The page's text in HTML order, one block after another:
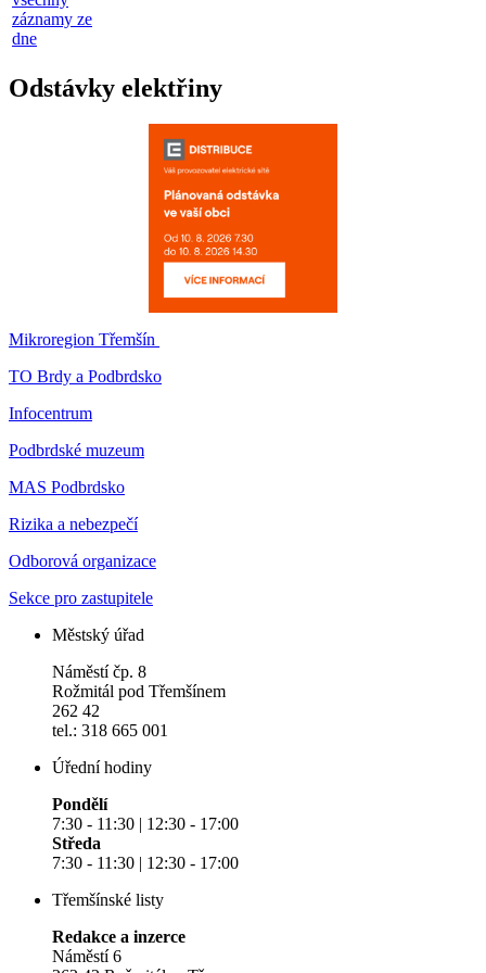
záznamy ze
dne
Odstávky elektřiny
Mikroregion Třemšín
TO Brdy a Podbrdsko
Infocentrum
Podbrdské muzeum
MAS Podbrdsko
Rizika a nebezpečí
Odborová organizace
Sekce pro zastupitele
Městský úřad
Náměstí čp. 8
Rožmitál pod Třemšínem
262 42
tel.: 318 665 001
Úřední hodiny
Pondělí
7:30 - 11:30 | 12:30 - 17:00
Středa
7:30 - 11:30 | 12:30 - 17:00
Třemšínské listy
Redakce a inzerce
Náměstí 6